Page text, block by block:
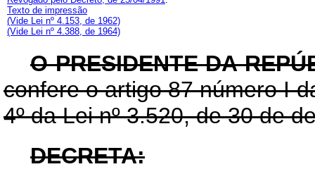
Texto de impressão
(Vide Lei nº 4.153, de 1962)
(Vide Lei nº 4.388, de 1964)
O PRESIDENTE DA
confere o artigo 87 número I
4º da Lei nº 3.520, de 30 de
DECRETA: